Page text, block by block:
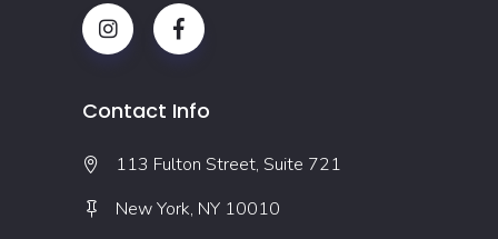
Contact Info
113 Fulton Street, Suite 721
New York, NY 10010